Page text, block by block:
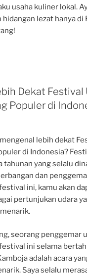
usaha kuliner lokal.
lezat hanya di
Dekat Festival
Populer di
lebih dekat
di Indonesia?
tahunan yang selalu
dan
ini, kamu akan
pertunjukan udara
seorang penggemar
ini selama
adalah acara
Saya selalu